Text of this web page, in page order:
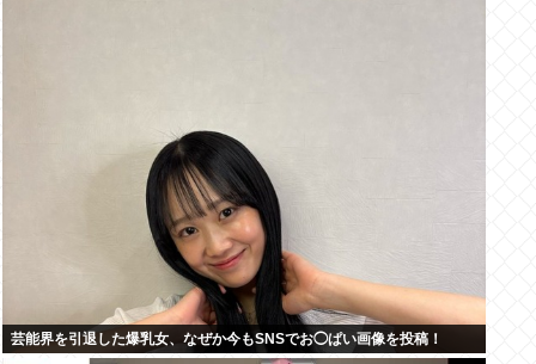
芸能界を引退した爆乳女、なぜか今もSNSでお◯ぱい画像を投稿！